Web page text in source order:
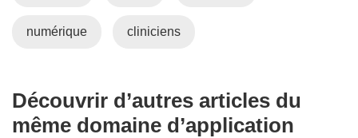
numérique cliniciens
Découvrir d’autres articles du
même domaine d’application